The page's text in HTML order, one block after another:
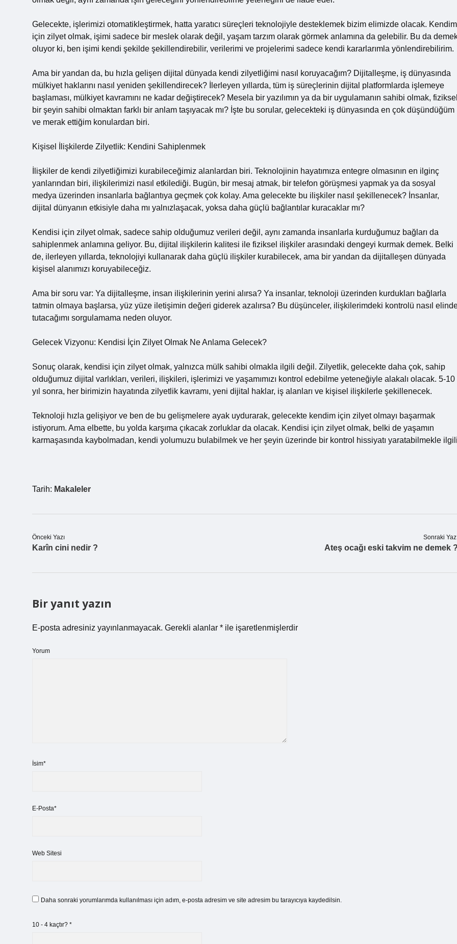
Gelecekte, işlerimizi otomatikleştirmek, hatta yaratıcı süreçleri teknolojiyle desteklemek bizim elimizde olacak. Kendim
için zilyet olmak, işimi sadece bir meslek olarak değil, yaşam tarzım olarak görmek anlamına da gelebilir. Bu da
oluyor ki, ben işimi kendi şekilde şekillendirebilir, verilerimi ve projelerimi sadece kendi kararlarımla yönlendirebilirim.
Ama bir yandan da, bu hızla gelişen dijital dünyada kendi zilyetliğimi nasıl koruyacağım? Dijitalleşme, iş dünyasında
mülkiyet haklarını nasıl yeniden şekillendirecek? İlerleyen yıllarda, tüm iş süreçlerinin dijital platformlarda işlemeye
başlaması, mülkiyet kavramını ne kadar değiştirecek? Mesela bir yazılımın ya da bir uygulamanın sahibi olmak,
bir şeyin sahibi olmaktan farklı bir anlam taşıyacak mı? İşte bu sorular, gelecekteki iş dünyasında en çok düşündüğüm
ve merak ettiğim konulardan biri.
Kişisel İlişkilerde Zilyetlik: Kendini Sahiplenmek
İlişkiler de kendi zilyetliğimizi kurabileceğimiz alanlardan biri. Teknolojinin hayatımıza entegre olmasının en ilginç
yanlarından biri, ilişkilerimizi nasıl etkilediği. Bugün, bir mesaj atmak, bir telefon görüşmesi yapmak ya da sosyal
medya üzerinden insanlarla bağlantıya geçmek çok kolay. Ama gelecekte bu ilişkiler nasıl şekillenecek? İnsanlar,
dijital dünyanın etkisiyle daha mı yalnızlaşacak, yoksa daha güçlü bağlantılar kuracaklar mı?
Kendisi için zilyet olmak, sadece sahip olduğumuz verileri değil, aynı zamanda insanlarla kurduğumuz bağları da
sahiplenmek anlamına geliyor. Bu, dijital ilişkilerin kalitesi ile fiziksel ilişkiler arasındaki dengeyi kurmak demek. Belki
de, ilerleyen yıllarda, teknolojiyi kullanarak daha güçlü ilişkiler kurabilecek, ama bir yandan da dijitalleşen dünyada
kişisel alanımızı koruyabileceğiz.
Ama bir soru var: Ya dijitalleşme, insan ilişkilerinin yerini alırsa? Ya insanlar, teknoloji üzerinden kurdukları bağlarla
tatmin olmaya başlarsa, yüz yüze iletişimin değeri giderek azalırsa? Bu düşünceler, ilişkilerimdeki kontrolü nasıl
tutacağımı sorgulamama neden oluyor.
Gelecek Vizyonu: Kendisi İçin Zilyet Olmak Ne Anlama Gelecek?
Sonuç olarak, kendisi için zilyet olmak, yalnızca mülk sahibi olmakla ilgili değil. Zilyetlik, gelecekte daha çok, sahip
olduğumuz dijital varlıkları, verileri, ilişkileri, işlerimizi ve yaşamımızı kontrol edebilme yeteneğiyle alakalı olacak. 5-10
yıl sonra, her birimizin hayatında zilyetlik kavramı, yeni dijital haklar, iş alanları ve kişisel ilişkilerle şekillenecek.
Teknoloji hızla gelişiyor ve ben de bu gelişmelere ayak uydurarak, gelecekte kendim için zilyet olmayı başarmak
istiyorum. Ama elbette, bu yolda karşıma çıkacak zorluklar da olacak. Kendisi için zilyet olmak, belki de yaşamın
karmaşasında kaybolmadan, kendi yolumuzu bulabilmek ve her şeyin üzerinde bir kontrol hissiyatı yaratabilmekle
Tarih: Makaleler
Önceki Yazı
Karîn cini nedir ?
Sonraki
Ateş ocağı eski takvim ne demek
Bir yanıt yazın
E-posta adresiniz yayınlanmayacak. Gerekli alanlar * ile işaretlenmişlerdir
Yorum
İsim*
E-Posta*
Web Sitesi
Daha sonraki yorumlarımda kullanılması için adım, e-posta adresim ve site adresim bu tarayıcıya kaydedilsin.
10 - 4 kaçtır? *